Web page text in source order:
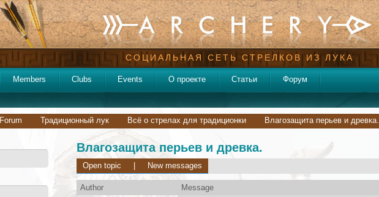
СОЦИАЛЬНАЯ СЕТЬ СТРЕЛКОВ ИЗ ЛУКА
Members Clubs Events О проекте Статьи Форум
Forum Традиционный лук Всё о стрелах для традиционки Влагозащита перьев и древка.
Влагозащита перьев и древка.
Open topic New messages
Author
Message